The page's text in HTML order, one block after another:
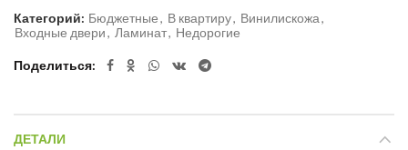
Категорий: Бюджетные, В квартиру, Винилискожа,
Входные двери, Ламинат, Недорогие
Поделиться
ДЕТАЛИ